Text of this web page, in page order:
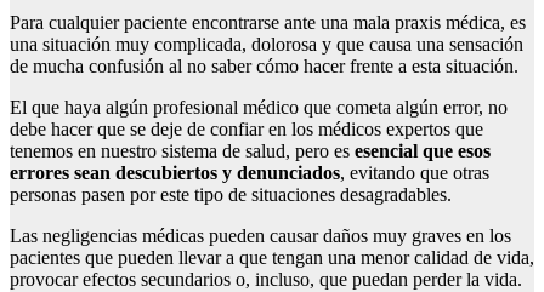
Para cualquier paciente encontrarse ante una mala praxis médica, es
una situación muy complicada, dolorosa y que causa una sensación
de mucha confusión al no saber cómo hacer frente a esta situación.
El que haya algún profesional médico que cometa algún error, no
debe hacer que se deje de confiar en los médicos expertos que
tenemos en nuestro sistema de salud, pero es esencial que esos
errores sean descubiertos y denunciados, evitando que otras
personas pasen por este tipo de situaciones desagradables.
Las negligencias médicas pueden causar daños muy graves en los
pacientes que pueden llevar a que tengan una menor calidad de vida,
provocar efectos secundarios o, incluso, que puedan perder la vida.